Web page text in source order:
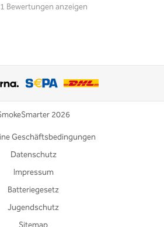
Bewertungen anzeigen
2026
Geschäftsbedingungen
Datenschutz
Impressum
Batteriegesetz
Jugendschutz